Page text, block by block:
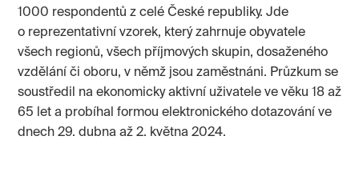
1000 respondentů z celé České republiky. Jde
o reprezentativní vzorek, který zahrnuje obyvatele
všech regionů, všech příjmových skupin, dosaženého
vzdělání či oboru, v němž jsou zaměstnáni. Průzkum se
soustředil na ekonomicky aktivní uživatele ve věku 18 až
65 let a probíhal formou elektronického dotazování ve
dnech 29. dubna až 2. května 2024.